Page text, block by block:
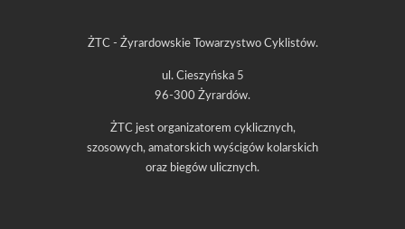
ŻTC - Żyrardowskie Towarzystwo Cyklistów.
ul. Cieszyńska 5
96-300 Żyrardów.
ŻTC jest organizatorem cyklicznych,
szosowych, amatorskich wyścigów kolarskich
oraz biegów ulicznych.